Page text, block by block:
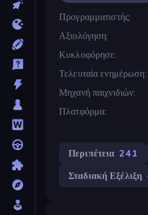
Προγραμματιστής
Αξιολόγηση
Κυκλοφόρησε
Τελευταία ενημέρωση
Μηχανή παιχνιδιών
Πλατφόρμα
Περιπέτεια 241
Σταδιακή Εξέλιξη